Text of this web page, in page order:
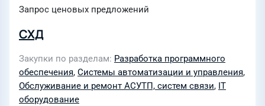
Запрос ценовых предложений
СХД
Закупки по разделам Разработка программного
обеспечения, Системы автоматизации и управления,
Обслуживание и ремонт АСУТП, систем связи, IT
оборудование